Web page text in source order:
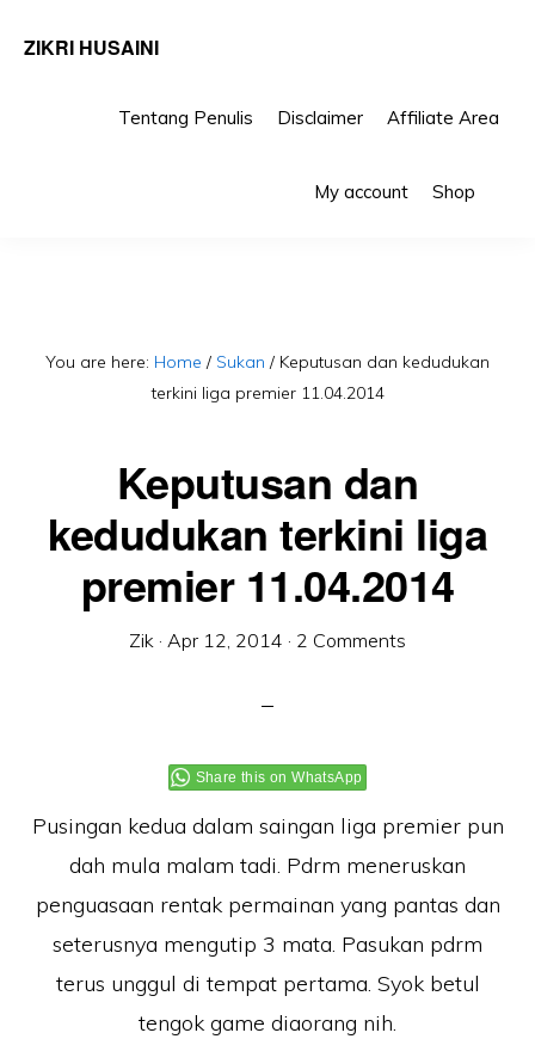
ZIKRI HUSAINI
Tentang Penulis Disclaimer Affiliate Area
My account Shop
You are here: Home / Sukan / Keputusan dan kedudukan
terkini liga premier 11.04.2014
Keputusan dan
kedudukan terkini liga
premier 11.04.2014
Zik · Apr 12, 2014 · 2 Comments
Share this on WhatsApp
Pusingan kedua dalam saingan liga premier pun
dah mula malam tadi. Pdrm meneruskan
penguasaan rentak permainan yang pantas dan
seterusnya mengutip 3 mata. Pasukan pdrm
terus unggul di tempat pertama. Syok betul
tengok game diaorang nih.